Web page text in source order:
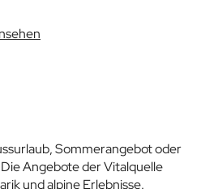
Sommerangebot oder
Angebote der Vitalquelle
und alpine Erlebnisse.